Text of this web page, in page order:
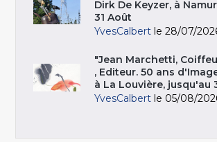
Dirk De Keyzer, à
31 Août
YvesCalbert le 28/07/
"Jean Marchetti,
, Editeur. 50 ans
à La Louvière, jusqu'au
YvesCalbert le 05/08/